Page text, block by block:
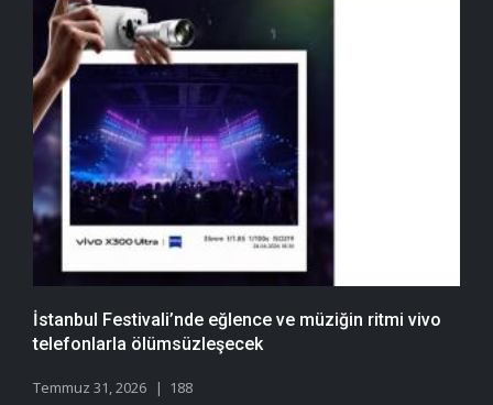
İstanbul Festivali’nde eğlence ve müziğin ritmi vivo
telefonlarla ölümsüzleşecek
Temmuz 31, 2026 188